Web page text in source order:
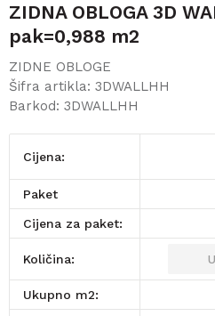
ZIDNA OBLOGA 3D
pak=0,988 m2
ZIDNE OBLOGE
Šifra artikla: 3DWALLHH
Barkod: 3DWALLHH
Cijena:
paket
Cijena za paket:
Količina:
Ukupno m2: